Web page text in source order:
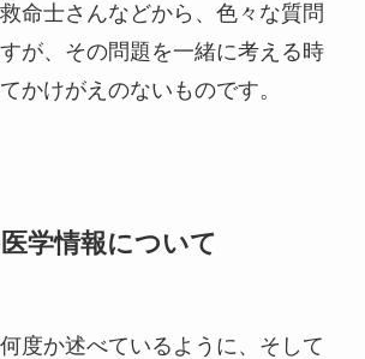
命士さんなどから、色々な質問
が、その問題を一緒に考える時
かけがえのないものです。
学情報について
度か述べているように、そして